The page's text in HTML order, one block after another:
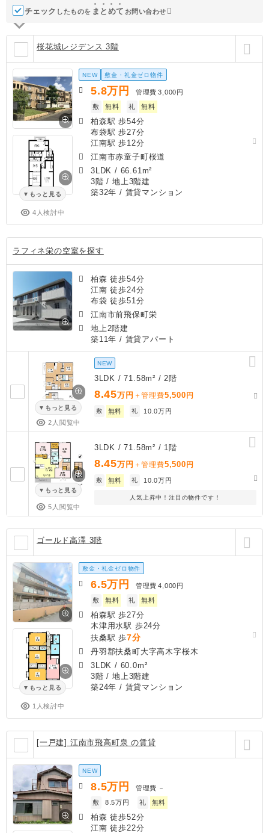
チェック したものを ま と めて お問い合わせ
桜花城レジデンス 3階
もっと見る
4人検討中
NEW 敷金・礼金ゼロ物件
5.8万円 管理費 3,000円
敷
無料 礼 無料
柏森駅 歩54分
布袋駅 歩27分
江南駅 歩12分
江南市赤童子町桜道
3LDK / 66.61m²
3階 / 地上3階建
築32年 / 賃貸マンション
ラフィネ栄の空室を探す
柏森 徒歩54分
江南 徒歩24分
布袋 徒歩51分
江南市前飛保町栄
地上2階建
築11年 / 賃貸アパート
もっと見る
2人閲覧中
NEW
3LDK / 71.58m² / 2階
8.45万円 ＋管理費5,500 円
敷 無料 礼 10.0万円
もっと見る
5人閲覧中
3LDK / 71.58m² / 1階
8.45万円 ＋管理費5,500 円
敷 無料 礼 10.0万円
人気上昇中！注目の物件です！
ゴールド高澤 3階
もっと見る
1人検討中
敷金・礼金ゼロ物件
6.5万円 管理費 4,000円
敷
無料 礼 無料
柏森駅 歩27分
木津用水駅 歩24分
扶桑駅 歩7分
丹羽郡扶桑町大字高木字桜木
3LDK / 60.0m²
3階 / 地上3階建
築24年 / 賃貸マンション
[一戸建] 江南市飛高町泉 の賃貸
NEW
8.5万円 管理費 －
敷
8.5万円 礼 無料
柏森 徒歩52分
江南 徒歩22分